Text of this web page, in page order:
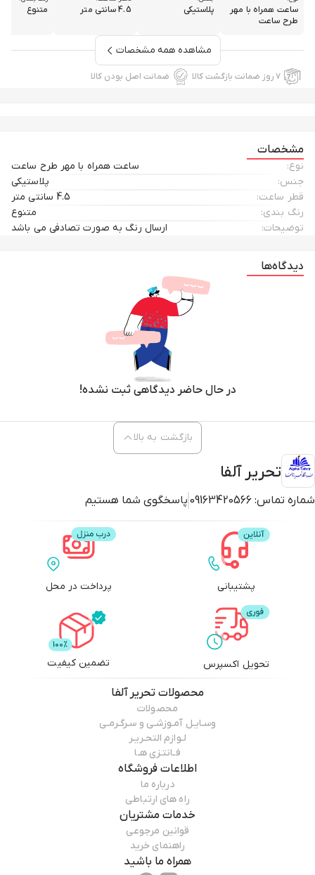
ساعت همراه با مهر
طرح ساعت
پلاستیکی 4.5 سانتی متر متنوع
مشاهده همه مشخصات
۷ روز ضمانت بازگشت کالا ضمانت اصل بودن کالا
مشخصات
نوع:
ساعت همراه با مهر طرح ساعت
جنس:
پلاستیکی
قطر ساعت:
4.5 سانتی متر
رنگ بندی:
متنوع
توضیحات:
ارسال رنگ به صورت تصادفی می باشد
دیدگاه‌ها
در حال حاضر دیدگاهی ثبت نشده!
تحریر آلفا
شماره تماس: 09163420566 پاسخگوی شما هستیم
بازگشت به بالا
پشتیبانی پرداخت در محل
تحویل اکسپرس تضمین کیفیت
محصولات تحریر آلفا
محصولات
وسـایـل آمـوزشـی و سـرگـرمـی
لـوازم التحـریـر
فـانتـزی هـا
اطلاعات فروشگاه
درباره ما
راه های ارتباطی
خدمات مشتریان
قوانین مرجوعی
راهنمای خرید
همراه ما باشید